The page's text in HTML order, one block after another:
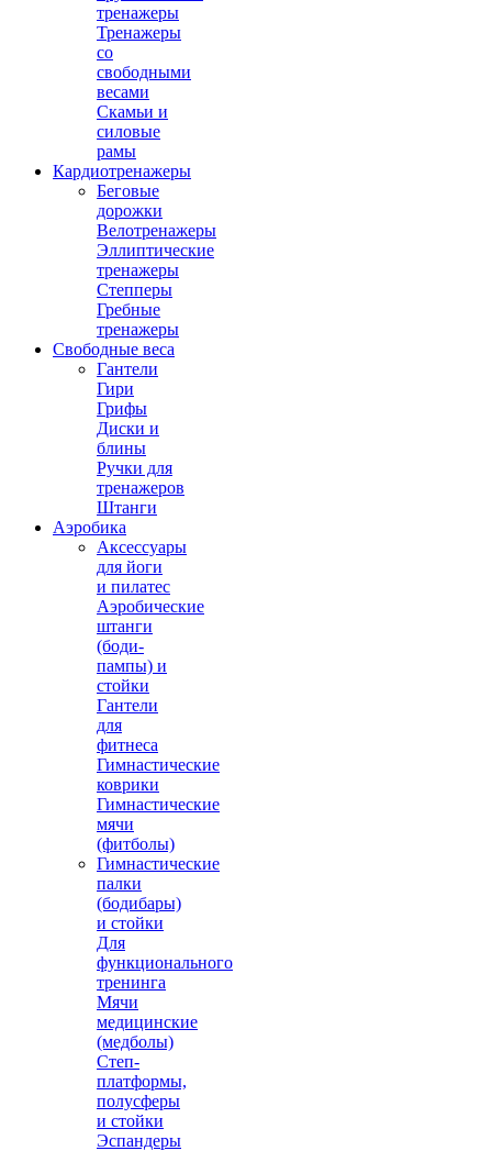
тренажеры
Тренажеры
со
свободными
весами
Скамьи и
силовые
рамы
Кардиотренажеры
Беговые
дорожки
Велотренажеры
Эллиптические
тренажеры
Степперы
Гребные
тренажеры
Свободные веса
Гантели
Гири
Грифы
Диски и
блины
Ручки для
тренажеров
Штанги
Аэробика
Аксессуары
для йоги
и пилатес
Аэробические
штанги
(боди-
пампы) и
стойки
Гантели
для
фитнеса
Гимнастические
коврики
Гимнастические
мячи
(фитболы)
Гимнастические
палки
(бодибары)
и стойки
Для
функционального
тренинга
Мячи
медицинские
(медболы)
Степ-
платформы,
полусферы
и стойки
Эспандеры